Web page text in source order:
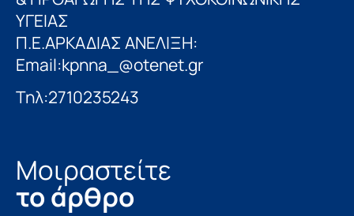
ΥΓΕΙΑΣ
Π.Ε.ΑΡΚΑΔΙΑΣ ΑΝΕΛΙΞΗ:
Email:kpnna_@otenet.gr
Τηλ:2710235243
Μοιραστείτε
το άρθρο